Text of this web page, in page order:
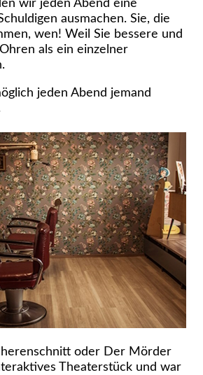
wir jeden Abend eine
ausmachen. Sie, die
wen! Weil Sie bessere und
als ein einzelner
jeden Abend jemand
oder Der Mörder
Theaterstück und war